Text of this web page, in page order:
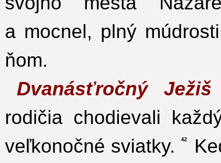
a mocnel, plný
ňom.
Dvanásťročný
rodičia chodievali
veľkonočné sviatky.
42